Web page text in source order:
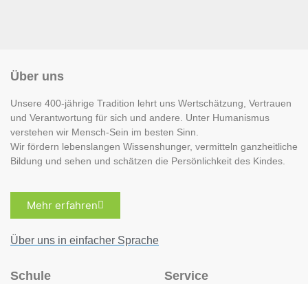
Über uns
Unsere 400-jährige Tradition lehrt uns Wertschätzung, Vertrauen
und Verantwortung für sich und andere. Unter Humanismus
verstehen wir Mensch-Sein im besten Sinn.
Wir fördern lebenslangen Wissenshunger, vermitteln ganzheitliche
Bildung und sehen und schätzen die Persönlichkeit des Kindes.
Mehr erfahren
Über uns in einfacher Sprache
Schule Service